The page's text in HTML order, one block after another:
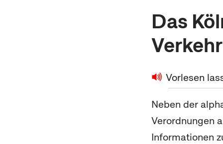
Das
Verkehr
Vorlesen
Neben der
Verordnungen
Informationen